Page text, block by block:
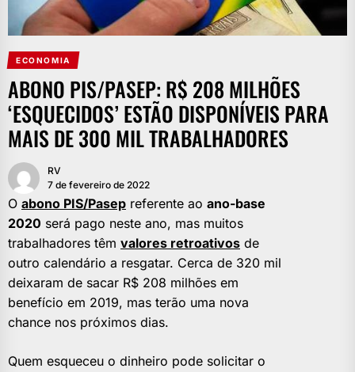
ECONOMIA
ABONO PIS/PASEP: R$ 208 MILHÕES
‘ESQUECIDOS’ ESTÃO DISPONÍVEIS PARA
MAIS DE 300 MIL TRABALHADORES
RV
7 de fevereiro de 2022
O abono PIS/Pasep referente ao ano-base
2020 será pago neste ano, mas muitos
trabalhadores têm valores retroativos de
outro calendário a resgatar. Cerca de 320 mil
deixaram de sacar R$ 208 milhões em
benefício em 2019, mas terão uma nova
chance nos próximos dias.
Quem esqueceu o dinheiro pode solicitar o